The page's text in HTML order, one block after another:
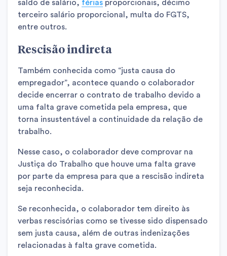
saldo de salário, férias proporcionais, décimo
terceiro salário proporcional, multa do FGTS,
entre outros.
Rescisão indireta
Também conhecida como “justa causa do
empregador”, acontece quando o colaborador
decide encerrar o contrato de trabalho devido a
uma falta grave cometida pela empresa, que
torna insustentável a continuidade da relação de
trabalho.
Nesse caso, o colaborador deve comprovar na
Justiça do Trabalho que houve uma falta grave
por parte da empresa para que a rescisão indireta
seja reconhecida.
Se reconhecida, o colaborador tem direito às
verbas rescisórias como se tivesse sido dispensado
sem justa causa, além de outras indenizações
relacionadas à falta grave cometida.